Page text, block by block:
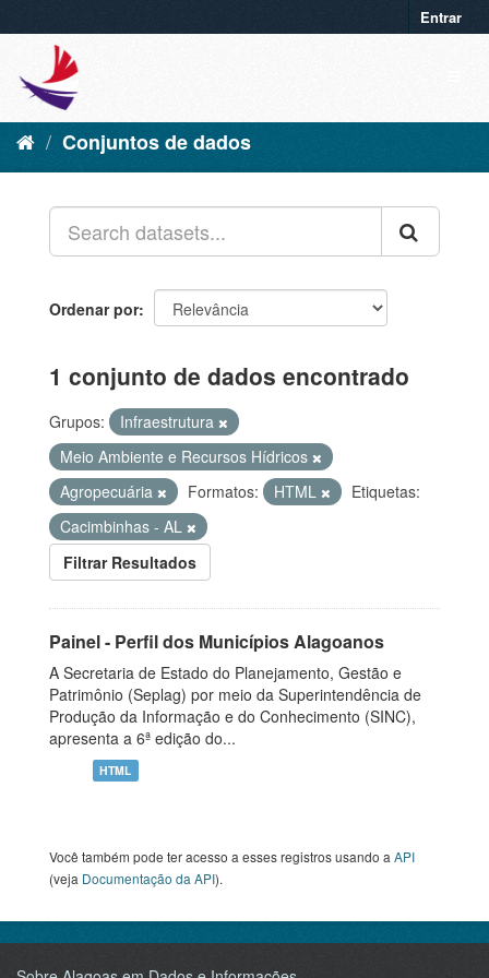
Entrar
Conjuntos de dados
Ordenar por
1 conjunto de dados encontrado
Grupos:
Infraestrutura
Meio Ambiente e Recursos Hídricos
Agropecuária
Formatos: HTML
Etiquetas:
Cacimbinhas - AL
Filtrar Resultados
Painel - Perfil dos Municípios Alagoanos
A Secretaria de Estado do Planejamento, Gestão e
Patrimônio (Seplag) por meio da Superintendência de
Produção da Informação e do Conhecimento (SINC),
apresenta a 6ª edição do...
HTML
Você também pode ter acesso a esses registros usando a API
(veja Documentação da API).